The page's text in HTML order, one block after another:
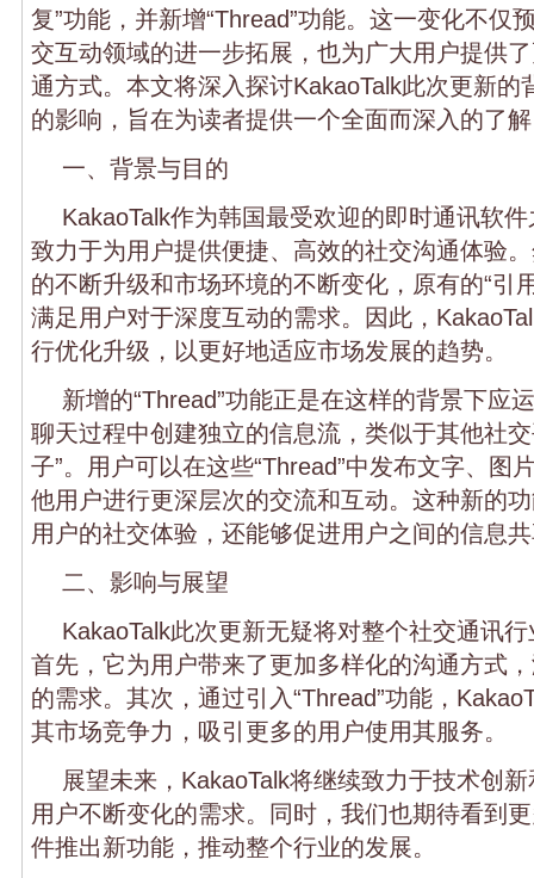
复”功能，并新增“Thread”功能。这一变化不仅
交互动领域的进一步拓展，也为广大用户提供
通方式。本文将深入探讨KakaoTalk此次更新的
的影响，旨在为读者提供一个全面而深入的了
一、背景与目的
KakaoTalk作为韩国最受欢迎的即时通讯软
致力于为用户提供便捷、高效的社交沟通体验
的不断升级和市场环境的不断变化，原有的“引
满足用户对于深度互动的需求。因此，
行优化升级，以更好地适应市场发展的趋势。
新增的“Thread”功能正是在这样的背景下应
聊天过程中创建独立的信息流，类似于其他社交
子”。用户可以在这些“Thread”中发布文字、图
他用户进行更深层次的交流和互动。这种新的
用户的社交体验，还能够促进用户之间的信息
二、影响与展望
KakaoTalk此次更新无疑将对整个社交通讯
首先，它为用户带来了更加多样化的沟通方式
的需求。其次，通过引入“Thread”功能，
其市场竞争力，吸引更多的用户使用其服务。
展望未来，KakaoTalk将继续致力于技术创
用户不断变化的需求。同时，我们也期待看到
件推出新功能，推动整个行业的发展。